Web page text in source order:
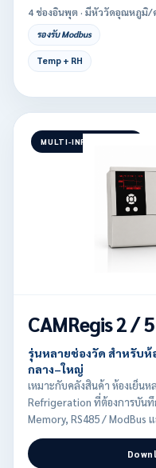
4 ช่องอินพุต · มีหัววัดอุณหภูมิ
รองรับ Modbus
Temp + RH
MULTI-INPUT SERIES
CAMRegis 2 /
รุ่นหลายช่องวัด สำหรับ
กลาง–ใหญ่
เหมาะกับคลังสินค้า ห้องเย็นห
Refrigeration ที่ต้องการบัน
Memory, RS485 / ModBus